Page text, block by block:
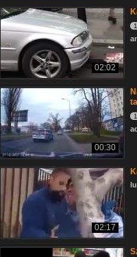
02:02
00:30
02:17